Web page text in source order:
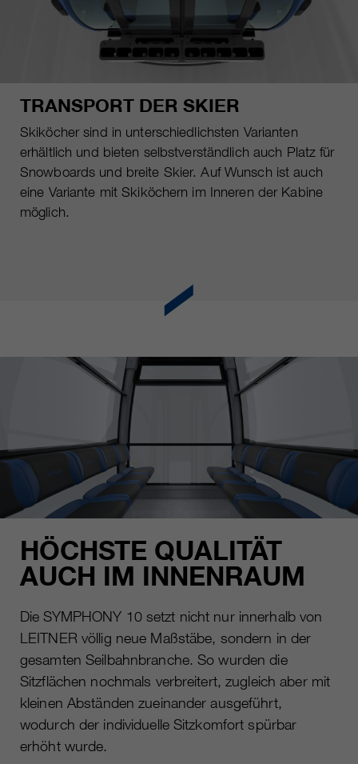
TRANSPORT DER SKIER
Skiköcher sind in unterschiedlichsten Varianten
erhältlich und bieten selbstverständlich auch Platz für
Snowboards und breite Skier. Auf Wunsch ist auch
eine Variante mit Skiköchern im Inneren der Kabine
möglich.
HÖCHSTE QUALITÄT
AUCH IM INNENRAUM
Die SYMPHONY 10 setzt nicht nur innerhalb von
LEITNER völlig neue Maßstäbe, sondern in der
gesamten Seilbahnbranche. So wurden die
Sitzflächen nochmals verbreitert, zugleich aber mit
kleinen Abständen zueinander ausgeführt,
wodurch der individuelle Sitzkomfort spürbar
erhöht wurde.